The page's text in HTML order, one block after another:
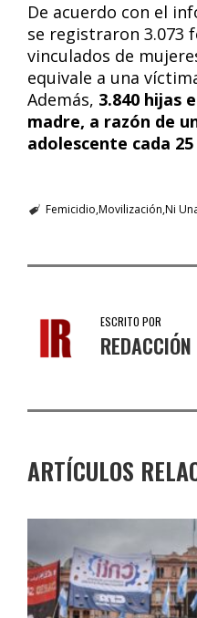
De acuerdo con el
se registraron 3.073
vinculados de
equivale a una
Además, 3.840 hijas
madre, a razón de
adolescente cada
Femicidio Movilización Ni
ESCRITO POR
ARTÍCULOS